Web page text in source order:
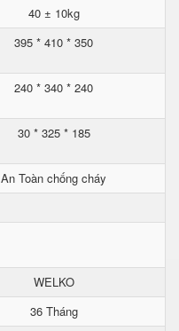
40 ± 10kg
395 * 410 * 350
240 * 340 * 240
30 * 325 * 185
An Toàn chống cháy
WELKO
36 Tháng